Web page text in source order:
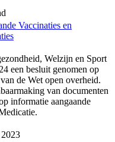
Vaccinaties en
Welzijn en Sport
een besluit genomen op
de Wet open overheid.
van documenten
informatie aangaande